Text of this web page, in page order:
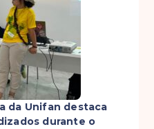
da Unifan destaca
durante o